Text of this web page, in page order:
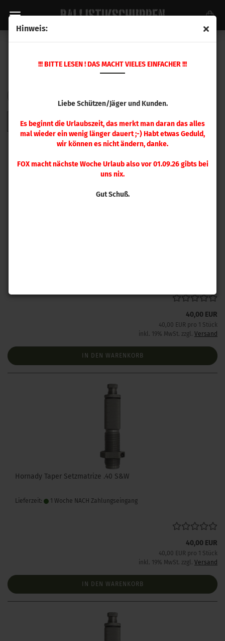
Hinweis:
!!! BITTE LESEN ! DAS MACHT VIELES EINFACHER !!!
Liebe Schützen/Jäger und Kunden.
Es beginnt die Urlaubszeit, das merkt man daran das alles
mal wieder ein wenig länger dauert ;-) Habt etwas Geduld,
wir können es nicht ändern, danke.
FOX macht nächste Woche Urlaub also vor 01.09.26 gibts bei
uns nix.
Gut Schuß.
40,00 EUR
40,00 EUR pro 1 Stück
inkl. 19% MwSt. zzgl. Versand
IN DEN WARENKORB
Hornady Taper Setzmatrize .40 S&W
Lieferzeit: 1 Woche NACH Zahlungseingang
40,00 EUR
40,00 EUR pro 1 Stück
inkl. 19% MwSt. zzgl. Versand
IN DEN WARENKORB